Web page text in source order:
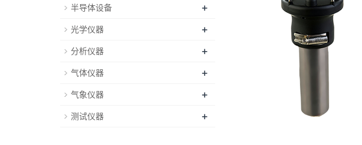
半导体设备 +
光学仪器 +
分析仪器 +
气体仪器 +
气象仪器 +
测试仪器 +